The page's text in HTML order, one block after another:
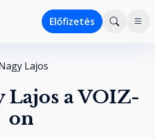
Előfizetés
Lajos
Lajos a VOIZ-
on